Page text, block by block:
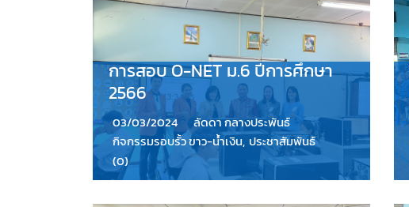
การสอบ O-NET ม.6 ปีการศึกษา
2566
03/03/2024
ลัดดา กลางประพันธ์
กิจกรรมรอบรั้ว ขาว-น้ำเงิน, ประชาสัมพันธ์
(0)